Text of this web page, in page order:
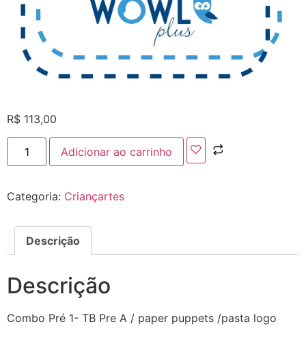
R$ 113,00
Adicionar ao carrinho
Categoria: Criançartes
Descrição
Descrição
Combo Pré 1- TB Pre A / paper puppets /pasta logo